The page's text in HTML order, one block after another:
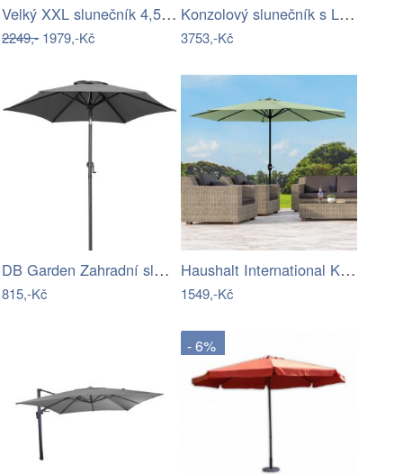
Velký XXL slunečník 4,5 m - antracit,…
2249,- 1979,-Kč
Konzolový slunečník s LED světly…
3753,-Kč
DB Garden Zahradní slunečník Diane…
815,-Kč
Haushalt International Kovový slunečník…
1549,-Kč
- 6%